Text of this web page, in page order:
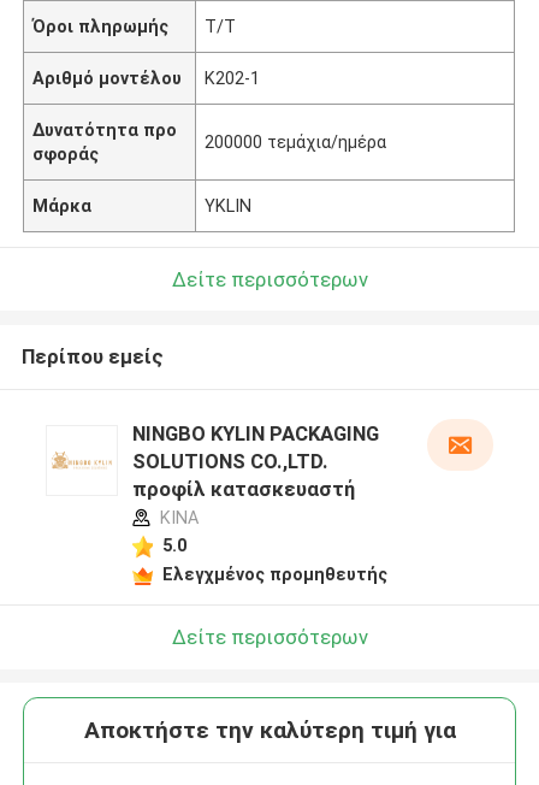
Όροι πληρωμής Τ/Τ
Αριθμό μοντέλου Κ202-1
Δυνατότητα προ
σφοράς
200000 τεμάχια/ημέρα
Μάρκα YKLIN
Δείτε περισσότερων
Περίπου εμείς
NINGBO KYLIN PACKAGING
SOLUTIONS CO.,LTD.
προφίλ κατασκευαστή
ΚΙΝΑ
5.0
Ελεγχμένος προμηθευτής
Δείτε περισσότερων
Αποκτήστε την καλύτερη τιμή για